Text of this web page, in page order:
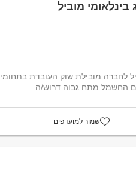
מוביל
מנהל /ת מכירות ציוד חשמל תעשייתי למותג בינלאומי מוביל לחברה מובילת שוק העובדת בתחומי
שמור למועדפים